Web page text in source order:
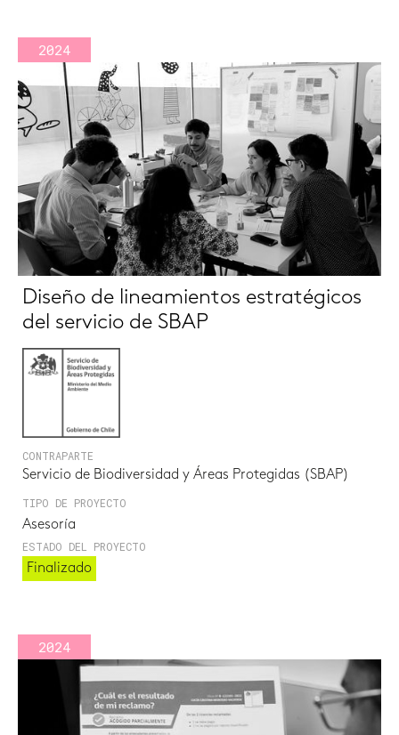
2024
Diseño de lineamientos estratégicos
del servicio de SBAP
CONTRAPARTE
Servicio de Biodiversidad y Áreas Protegidas (SBAP)
TIPO DE PROYECTO
Asesoría
ESTADO DEL PROYECTO
Finalizado
2024